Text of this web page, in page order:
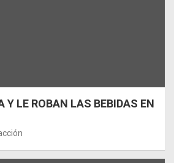
Y LE ROBAN LAS BEBIDAS EN